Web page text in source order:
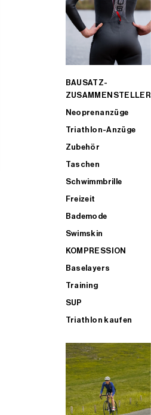
BAUSATZ-
ZUSAMMENSTELLER
Neoprenanzüge
Triathlon-Anzüge
Zubehör
Taschen
Schwimmbrille
Freizeit
Bademode
Swimskin
KOMPRESSION
Baselayers
Training
SUP
Triathlon kaufen